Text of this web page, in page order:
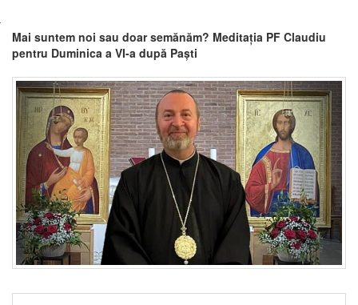
Mai suntem noi sau doar semănăm? Meditația PF Claudiu
pentru Duminica a VI-a după Paști